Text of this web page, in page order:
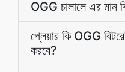
OGG চালালে এর মান
প্লেয়ার কি OGG
করবে?